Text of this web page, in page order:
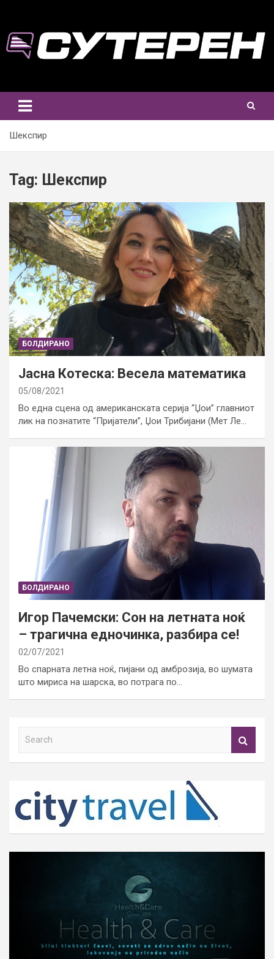
content
Шекспир
Tag: Шекспир
БОЛДИРАНО
Јасна Котеска: Весела математика
05/08/2021
Во една сцена од американската серија “Џои” главниот
лик на познатите “Пријатели”, Џои Трибијани (Мет Ле…
БОЛДИРАНО
Игор Пачемски: Сон на летната ноќ
– трагична едночинка, разбира се!
02/07/2021
Во спарната летна ноќ, пијани од амброзија, во шумата
што мириса на шарска, во потрага по…
h